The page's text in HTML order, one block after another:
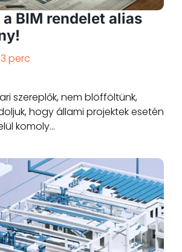
BIM rendelet alias
3 perc
szereplők, nem blöfföltünk,
hogy állami projektek esetén
komoly...